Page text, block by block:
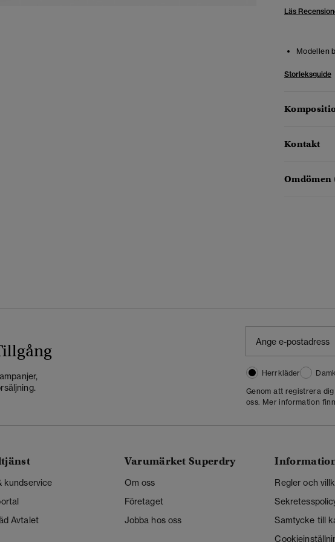
Läs
Modellen
Storleksguide
Kontakt
Omdömen
Herrkläder
Genom att registrera
oss. Mer information
kundservice
Avtalet
Varumärket Superdry
Om oss
Företaget
Jobba hos oss
Regler och
Samtycke till